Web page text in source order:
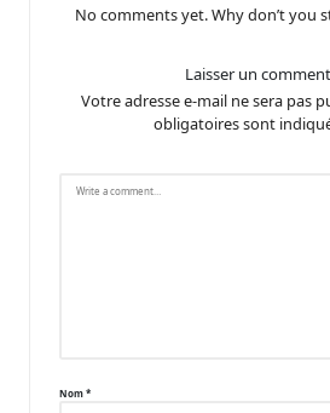
No comments yet. Why don’t you
Laisser un
Votre adresse e-mail ne sera pas
obligatoires sont
Nom*